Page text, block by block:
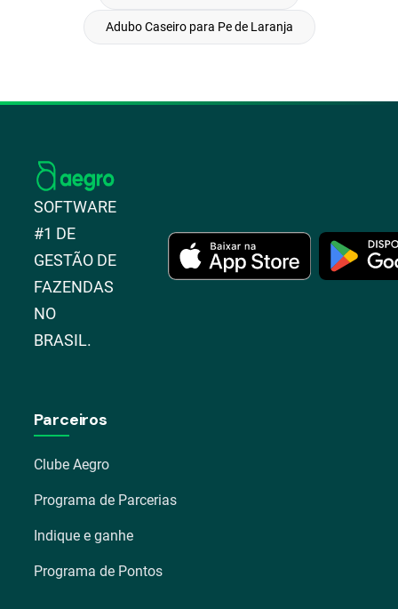
Adubo Caseiro para Pe de Laranja
SOFTWARE
#1 DE
GESTÃO DE
FAZENDAS
NO
BRASIL.
Parceiros
Clube Aegro
Programa de Parcerias
Indique e ganhe
Programa de Pontos